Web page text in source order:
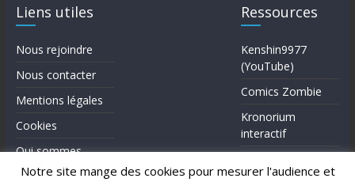
Notre site mange des cookies pour mesurer l'audience et
Liens utiles
Nous rejoindre
Nous contacter
Mentions légales
Cookies
Qui sommes-
nous?
Ressources
Kenshin9977
(YouTube)
Comics Zombie
Kronorium
interactif